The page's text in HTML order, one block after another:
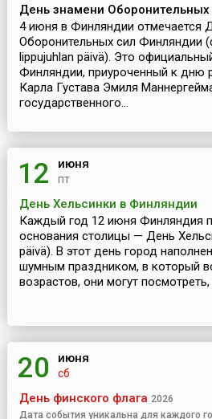
День знамени
4 июня в Финляндии отмечается
Оборонительных сил Финляндии
lippujuhlan päivä). Это
Финляндии, приуроченный к дню
Карла Густава Эмиля
государственного...
12 июня
пт
День Хельсинки в Финляндии
Каждый год 12 июня Финляндия
основания столицы — День
päivä). В этот день город
шумным праздником, в который
возрастов, они могут
20 июня
сб
День финского флага 2026
Дата события уникальна для каждого